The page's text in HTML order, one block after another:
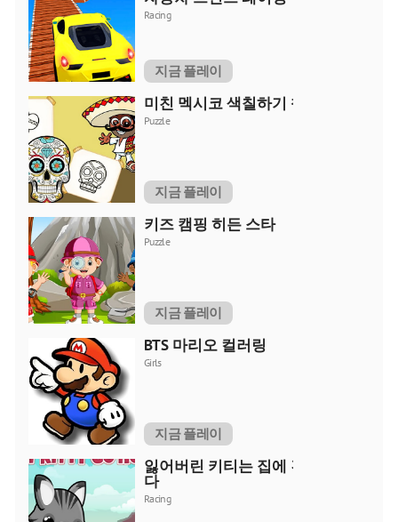
Racing
지금 플레이
미친 멕시코 색칠하기 책
Puzzle
지금 플레이
키즈 캠핑 히든 스타
Puzzle
지금 플레이
BTS 마리오 컬러링
Girls
지금 플레이
잃어버린 키티는 집에 간
다
Racing